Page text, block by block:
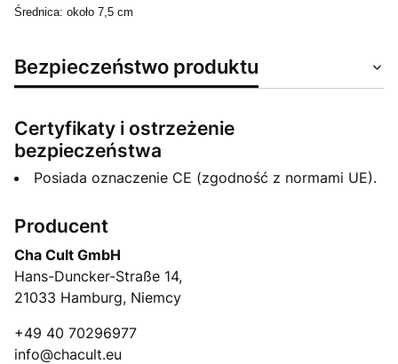
Średnica: około 7,5 cm
Bezpieczeństwo produktu
Certyfikaty i ostrzeżenie
bezpieczeństwa
Posiada oznaczenie CE (zgodność z normami UE).
Producent
Cha Cult GmbH
Hans-Duncker-Straße 14,
21033 Hamburg, Niemcy
+49 40 70296977
info@chacult.eu